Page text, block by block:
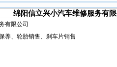
绵阳信立兴小汽车维修服务有
有限公司
养、 轮胎销售、刹车片销售